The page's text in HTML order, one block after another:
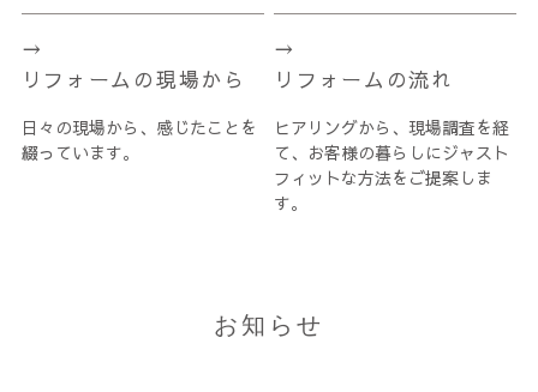
リフォームの現場から
日々の現場から、感じたことを
綴っています。
リフォームの流れ
ヒアリングから、現場調査を経
て、お客様の暮らしにジャスト
フィットな方法をご提案しま
す。
お知らせ